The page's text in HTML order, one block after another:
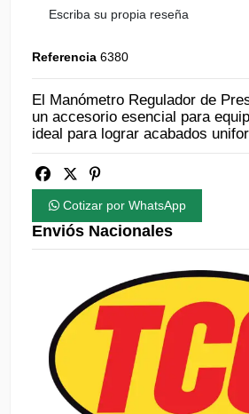
Escriba su propia reseña
Referencia 6380
El Manómetro Regulador de
un accesorio esencial para
ideal para lograr acabados
Cotizar por WhatsApp
Enviós Nacionales